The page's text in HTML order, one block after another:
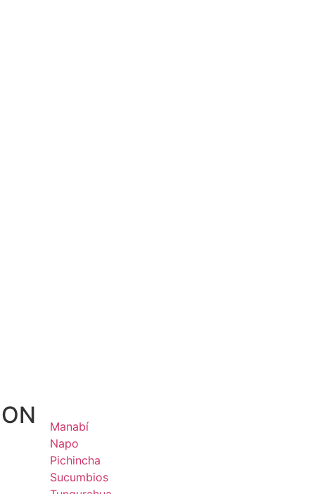
Manabí
Napo
Pichincha
Sucumbios